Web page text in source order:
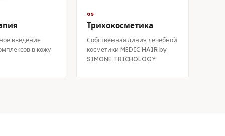
введение
в кожу
05
Трихокосметика
Собственная линия лечебной
косметики MEDIC HAIR by
SIMONE TRICHOLOGY